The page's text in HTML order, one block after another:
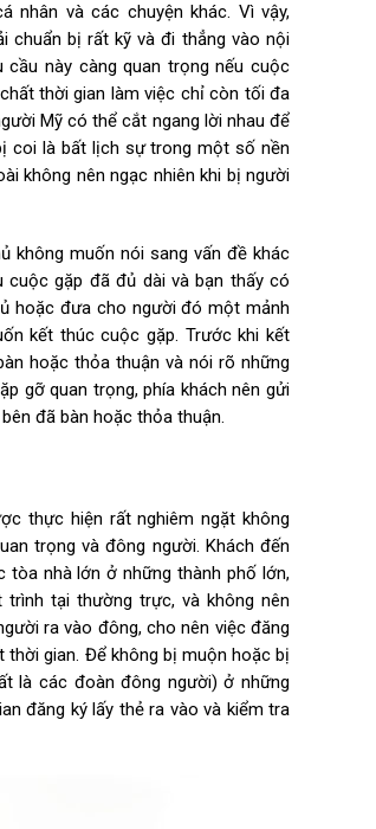
nhân và các chuyện khác. Vì vậy,
chuẩn bị rất kỹ và đi thẳng vào nội
cầu này càng quan trọng nếu cuộc
thời gian làm việc chỉ còn tối đa
Mỹ có thể cắt ngang lời nhau để
coi là bất lịch sự trong một số nền
không nên ngạc nhiên khi bị người
không muốn nói sang vấn đề khác
cuộc gặp đã đủ dài và bạn thấy có
hoặc đưa cho người đó một mảnh
kết thúc cuộc gặp. Trước khi kết
hoặc thỏa thuận và nói rõ những
gỡ quan trọng, phía khách nên gửi
đã bàn hoặc thỏa thuận.
thực hiện rất nghiêm ngặt không
trọng và đông người. Khách đến
tòa nhà lớn ở những thành phố lớn,
tại thường trực, và không nên
ra vào đông, cho nên việc đăng
thời gian. Để không bị muộn hoặc bị
là các đoàn đông người) ở những
đăng ký lấy thẻ ra vào và kiểm tra